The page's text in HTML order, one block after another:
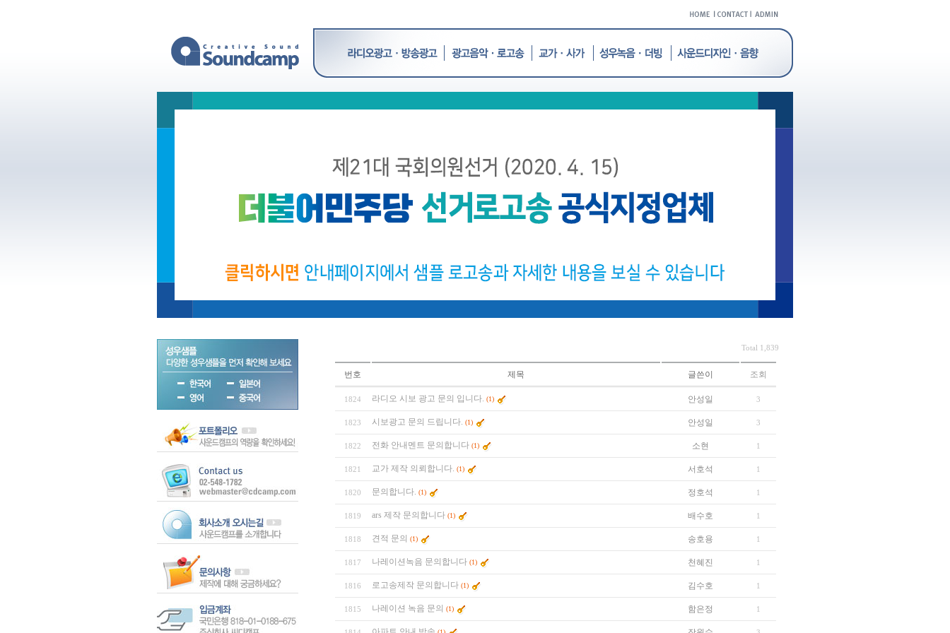
Total 1,839
번호 제목 글쓴이 조회
1824 라디오 시보 광고 문의 입니다. (1) 안성일 3
1823 시보광고 문의 드립니다. (1) 안성일 3
1822 전화 안내멘트 문의합니다 (1) 소현 1
1821 교가 제작 의뢰합니다. (1) 서호석 1
1820 문의합니다. (1) 정호석 1
1819 ars 제작 문의합니다 (1) 배수호 1
1818 견적 문의 (1) 송호용 1
1817 나레이션녹음 문의합니다 (1) 천혜진 1
1816 로고송제작 문의합니다 (1) 김수호 1
1815 나레이션 녹음 문의 (1) 함은정 1